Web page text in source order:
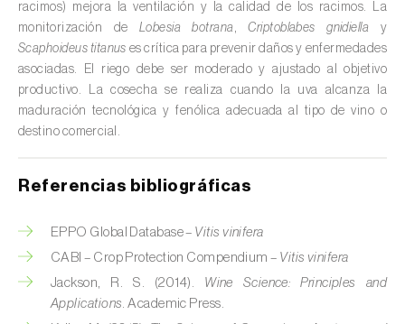
Drácena (Dracaena spp.)
Encina (Quercus ilex e Quercus rotundifolia)
Endivia (Cichorium intybus )
Espárrago (
Frambuesa (Rubus idaeus)
Frambuesa negra (Rubus occidentalis)
racimos) mejora la ventilación y la calidad de los racimos. La
monitorización de Lobesia botrana ,Criptoblabes gnidiella y
Scaphoideus titanus es crítica para prevenir daños y enfermedades
asociadas. El riego debe ser moderado y ajustado al objetivo
productivo. La cosecha se realiza cuando la uva alcanza la
maduración tecnológica y fenólica adecuada al tipo de vino o
destino comercial.
Referencias bibliográficas
EPPO Global Database – Vitis vinifera
CABI – Crop Protection Compendium – Vitis vinifera
Jackson, R. S. (2014). Wine Science: Principles and
Applications . Academic Press.